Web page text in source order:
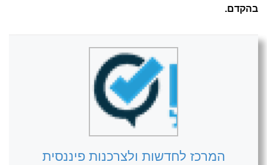
בהקדם.
המרכז לחדשות ולצרכנות פיננסית